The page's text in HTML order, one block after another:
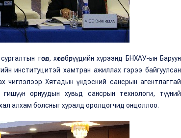
төсөл, хөтөлбөрүүдийн хүрээнд БНХАУ-ын Баруун
институцитэй хамтран ажиллах гэрээ байгуулсан
чиглэлээр Хятадын үндэсний сансрын агентлагтай
орнуудын хувьд сансрын технологи, түүний
алхам болсныг хуралд оролцогчид онцоллоо.